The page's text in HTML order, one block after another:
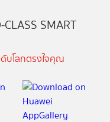
SMART
บโลกตรงใจคุณ